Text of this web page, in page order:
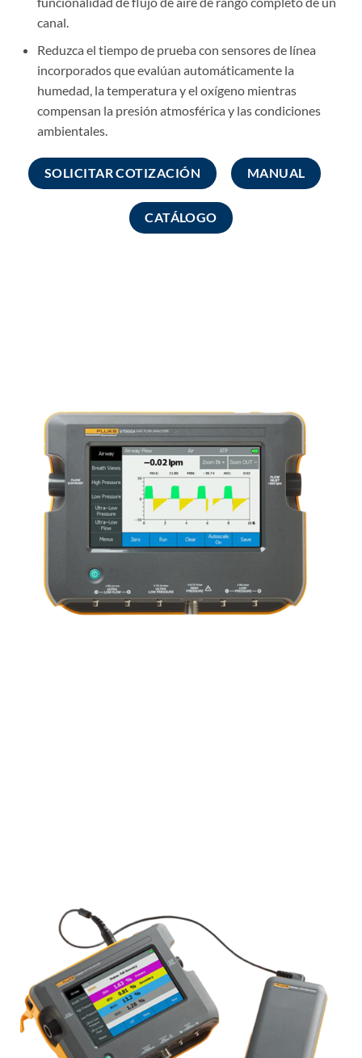
canal.
Reduzca el tiempo de prueba con sensores de línea
incorporados que evalúan automáticamente la
humedad, la temperatura y el oxígeno mientras
compensan la presión atmosférica y las condiciones
ambientales.
SOLICITAR COTIZACIÓN MANUAL
CATÁLOGO